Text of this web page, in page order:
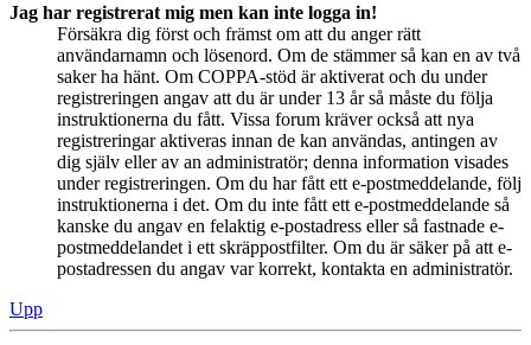
Jag har registrerat mig men kan inte logga in!
Försäkra dig först och främst om att du anger rätt
användarnamn och lösenord. Om de stämmer så kan en av två
saker ha hänt. Om COPPA-stöd är aktiverat och du under
registreringen angav att du är under 13 år så måste du följa
instruktionerna du fått. Vissa forum kräver också att nya
registreringar aktiveras innan de kan användas, antingen av
dig själv eller av an administratör; denna information visades
under registreringen. Om du har fått ett e-postmeddelande, följ
instruktionerna i det. Om du inte fått ett e-postmeddelande så
kanske du angav en felaktig e-postadress eller så fastnade e-
postmeddelandet i ett skräppostfilter. Om du är säker på att e-
postadressen du angav var korrekt, kontakta en administratör.
Upp